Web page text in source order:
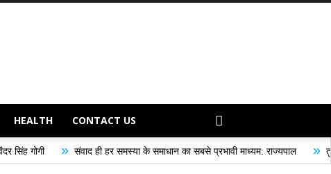
HEALTH CONTACT US
संवाद ही हर समस्या के समाधान का सबसे प्रभावी माध्यम: राज्यपाल » तुलाज़ ने रचा